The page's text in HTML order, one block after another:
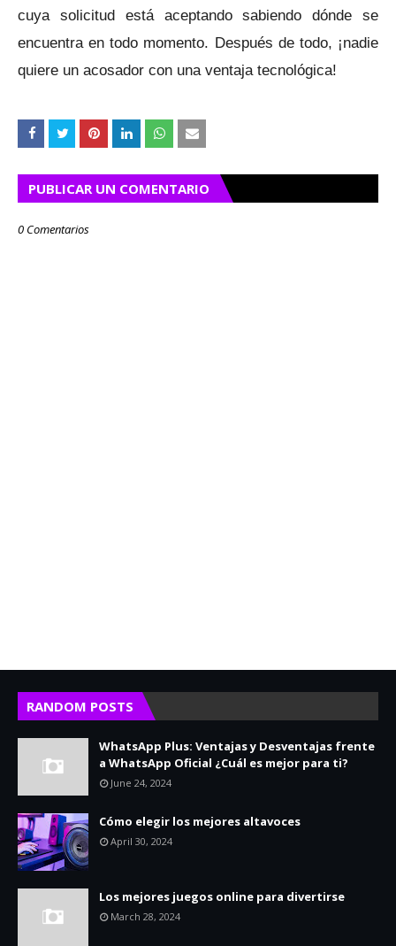
cuya solicitud está aceptando sabiendo dónde se
encuentra en todo momento. Después de todo, ¡nadie
quiere un acosador con una ventaja tecnológica!
PUBLICAR UN COMENTARIO
0 Comentarios
RANDOM POSTS
WhatsApp Plus: Ventajas y Desventajas frente
a WhatsApp Oficial ¿Cuál es mejor para ti?
June 24, 2024
Cómo elegir los mejores altavoces
April 30, 2024
Los mejores juegos online para divertirse
March 28, 2024